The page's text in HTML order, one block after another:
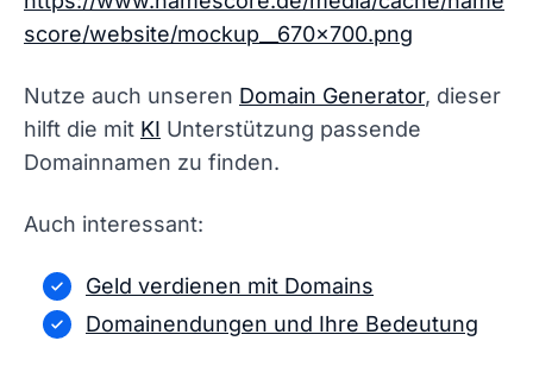
score/website/mockup__670x700.png
Nutze auch unseren Domain Generator, dieser
hilft die mit KI Unterstützung passende
Domainnamen zu finden.
Auch interessant:
Geld verdienen mit Domains
Domainendungen und Ihre Bedeutung